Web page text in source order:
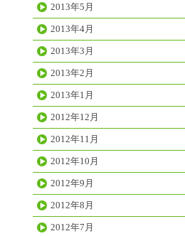
2013年5月
2013年4月
2013年3月
2013年2月
2013年1月
2012年12月
2012年11月
2012年10月
2012年9月
2012年8月
2012年7月